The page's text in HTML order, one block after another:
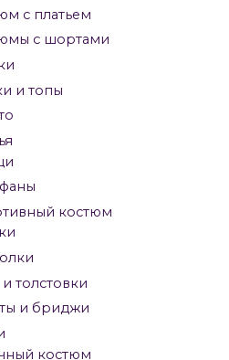
с платьем
с шортами
и топы
костюм
толстовки
и бриджи
костюм